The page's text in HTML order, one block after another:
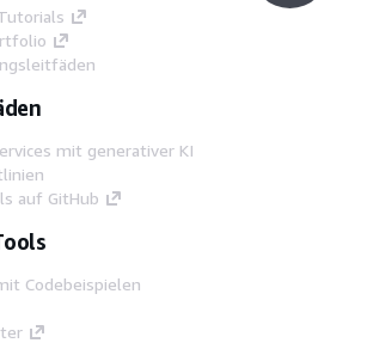
mit generativer KI
auf GitHub
Codebeispielen